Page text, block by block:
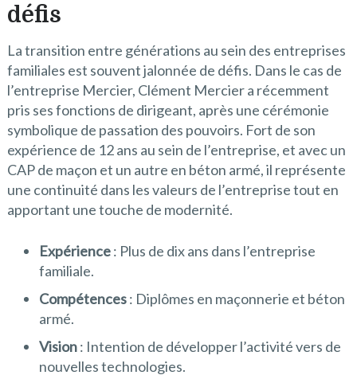
défis
La transition entre générations au sein des entreprises
familiales est souvent jalonnée de défis. Dans le cas de
l’entreprise Mercier, Clément Mercier a récemment
pris ses fonctions de dirigeant, après une cérémonie
symbolique de passation des pouvoirs. Fort de son
expérience de 12 ans au sein de l’entreprise, et avec un
CAP de maçon et un autre en béton armé, il représente
une continuité dans les valeurs de l’entreprise tout en
apportant une touche de modernité.
Expérience: Plus de dix ans dans l’entreprise
familiale.
Compétences: Diplômes en maçonnerie et béton
armé.
Vision: Intention de développer l’activité vers de
nouvelles technologies.